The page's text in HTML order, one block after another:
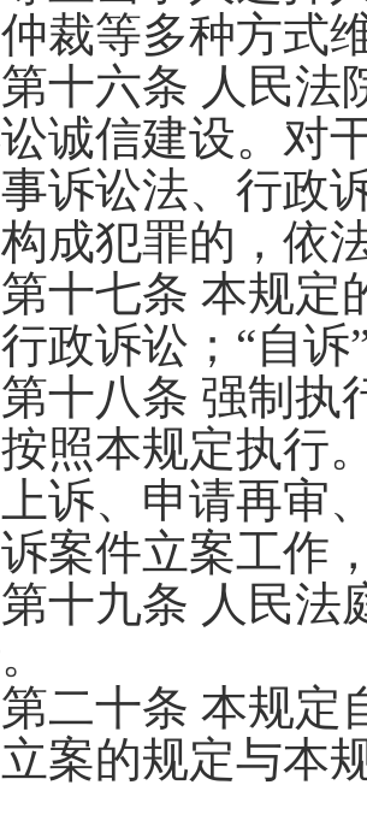
裁等多种方式
六条 人民法
诚信建设。对
诉讼法、行政
成犯罪的，依
七条 本规定的
政诉讼；“自
八条 强制执
照本规定执行
、申请再审、
案件立案工作
九条 人民法
十条 本规定
案的规定与本